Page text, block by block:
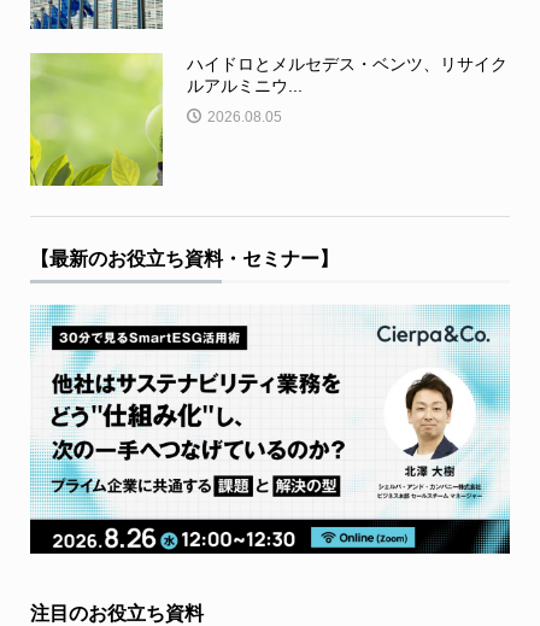
ハイドロとメルセデス・ベンツ、リサイク
ルアルミニウ...
2026.08.05
【最新のお役立ち資料・セミナー】
注目のお役立ち資料